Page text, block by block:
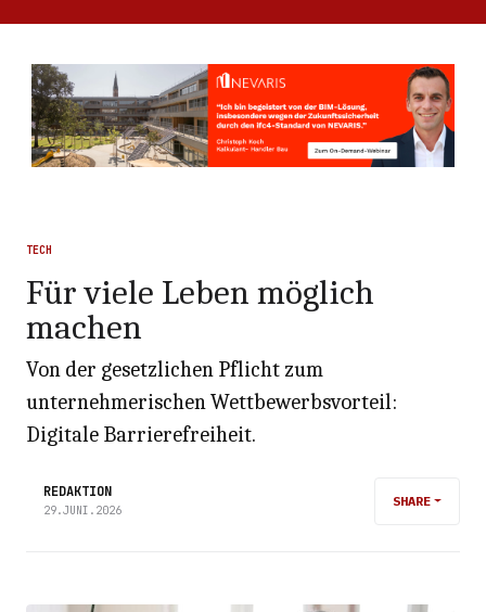
TECH
Für viele Leben möglich
machen
Von der gesetzlichen Pflicht zum
unternehmerischen Wettbewerbsvorteil:
Digitale Barrierefreiheit.
REDAKTION
29.JUNI.2026
SHARE